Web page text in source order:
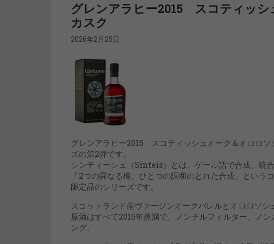
グレンアラヒー2015 スコティッシ
カスク
2026年2月25日
グレンアラヒー2015 スコティッシュオーク＆オロロ
ズの第2弾です。
シンティーシュ（Sinteis）とは、ゲール語で合成、統合
「2つの異なる樽。ひとつの調和のとれた合成」という
限定品のシリーズです。
スコットランド産ヴァージンオークバレルとオロロソシ
原酒はすべて2015年蒸溜で、ノンチルフィルター、ノ
ング。